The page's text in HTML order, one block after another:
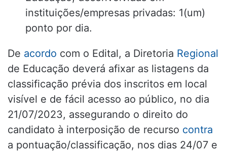
instituições/empresas privadas: 1(um)
ponto por dia.
De acordo com o Edital, a Diretoria Regional
de Educação deverá afixar as listagens da
classificação prévia dos inscritos em local
visível e de fácil acesso ao público, no dia
21/07/2023, assegurando o direito do
candidato à interposição de recurso contra
a pontuação/classificação, nos dias 24/07 e